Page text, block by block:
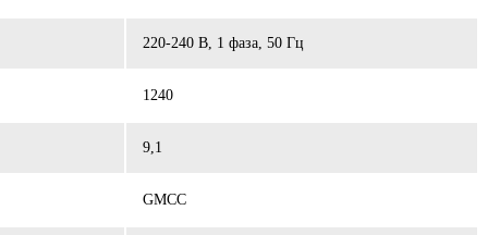
220-240 В, 1 фаза, 50 Гц
1240
9,1
GMCC